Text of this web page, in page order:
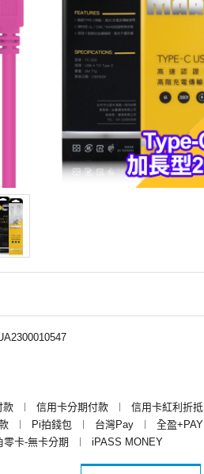
款
︱ 信用卡分期付款 ︱ 信用卡紅利折抵
︱ Pi拍錢包 ︱ 台灣Pay ︱ 全盈+PAY
零卡-無卡分期 ︱ iPASS MONEY